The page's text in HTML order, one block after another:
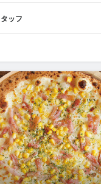
ッフ